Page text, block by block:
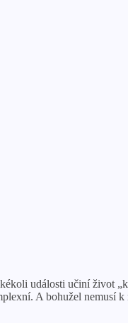
události učiní život
A bohužel nemusí k